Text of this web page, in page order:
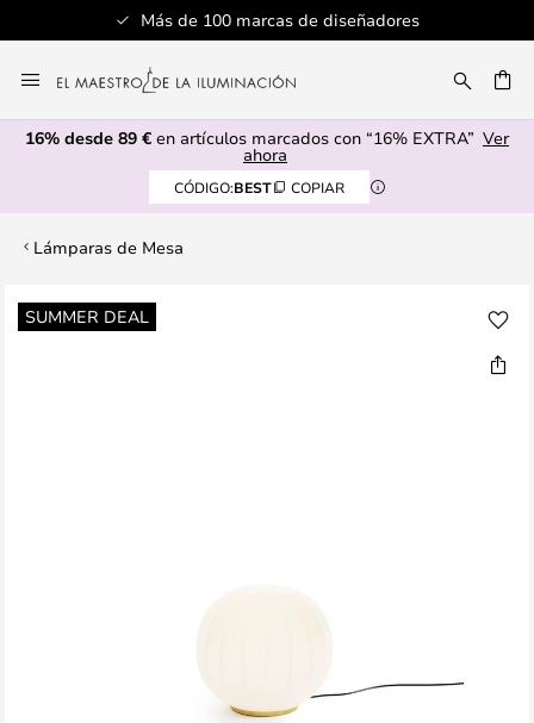
Más de 100 marcas de diseñadores
al
contenido
16% desde 89 € en artículos marcados con “16% EXTRA” Ver
ahora
CÓDIGO:BEST COPIAR
Lámparas de Mesa
SUMMER DEAL
Saltar
al